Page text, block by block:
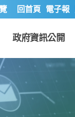
回首頁 電子報
政府資訊公開